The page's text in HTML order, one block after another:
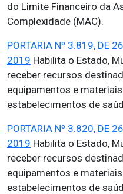
do Limite Financeiro da
Complexidade (MAC).
PORTARIA Nº 3.819, DE
2019 Habilita o Estado,
receber recursos
equipamentos e
estabelecimentos de
PORTARIA Nº 3.820, DE
2019 Habilita o Estado,
receber recursos
equipamentos e
estabelecimentos de